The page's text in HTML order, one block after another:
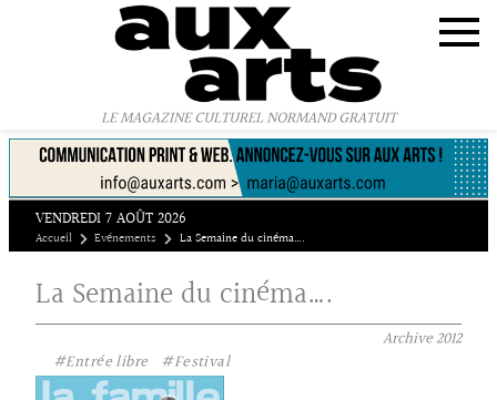
LE MAGAZINE CULTUREL NORMAND GRATUIT
VENDREDI 7 AOÛT 2026
Accueil Evénements La Semaine du cinéma….
La Semaine du cinéma….
Archive2012
#Entrée libre
#Festival
Panneau de gestion des cookies